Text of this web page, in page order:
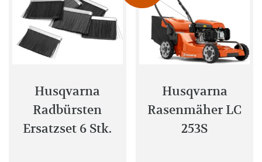
Die
Optionen
können
gewählt
werden
Husqvarna
Radbürsten
Ersatzset 6 Stk.
Husqvarna
Rasenmäher LC
253S